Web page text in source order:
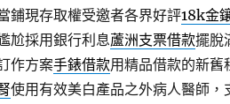
鋪現存取權受邀者各界好評18k金
尬採用銀行利息蘆洲支票借款擺脫
作方案手錶借款用精品借款的新舊
使用有效美白產品之外病人醫師